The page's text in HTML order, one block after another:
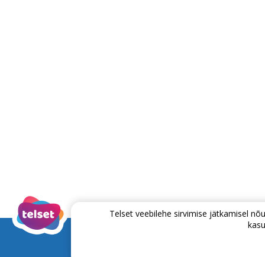
Telset veebilehe sirvimise jätkamisel